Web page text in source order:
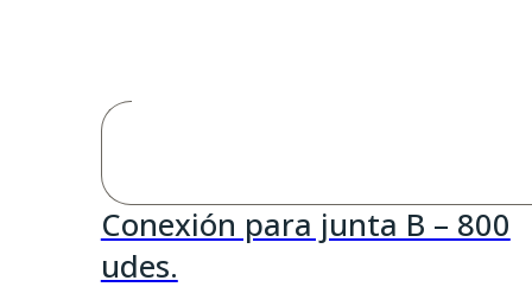
Conexión para junta B – 800
udes.